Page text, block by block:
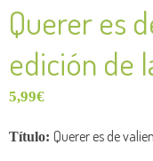
Querer es
edición de
5,99€
Título: Querer es de